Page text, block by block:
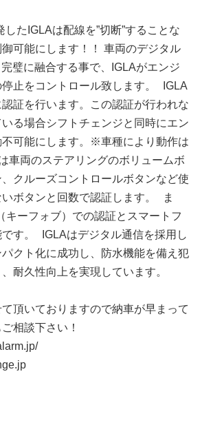
たIGLAは配線を”切断”することな
可能にします！！ 車両のデジタル
璧に融合する事で、IGLAがエンジ
止をコントロール致します。 IGLA
証を行います。この認証が行われな
る場合シフトチェンジと同時にエン
不可能にします。※車種により動作は
車両のステアリングのボリュームボ
クルーズコントロールボタンなど使
ボタンと回数で認証します。 ま
キーフォブ）での認証とスマートフ
です。 IGLAはデジタル通信を採用し
クト化に成功し、防水機能を備え犯
耐久性向上を実現しています。
頂いておりますので納車が早まって
相談下さい！